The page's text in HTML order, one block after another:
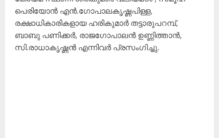
പെരിയോൻ എൻ.ഗോപാലകൃഷ്ണപിള്ള,
രക്ഷാധികാരികളായ ഹരികുമാർ തട്ടാരുപറമ്പ്,
ബാബു പണിക്കർ, രാജഗോപാലൻ ഉണ്ണിത്താൻ,
സി.രാധാകൃഷ്ണൻ എന്നിവർ പ്രസംഗിച്ചു.